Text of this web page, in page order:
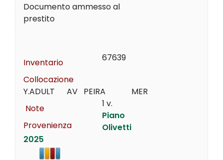
Documento ammesso al
prestito
Inventario
67639
Collocazione
Y.ADULT      AV   PEIRA             MER
Note
1 v.
Provenienza
Piano
Olivetti
2025